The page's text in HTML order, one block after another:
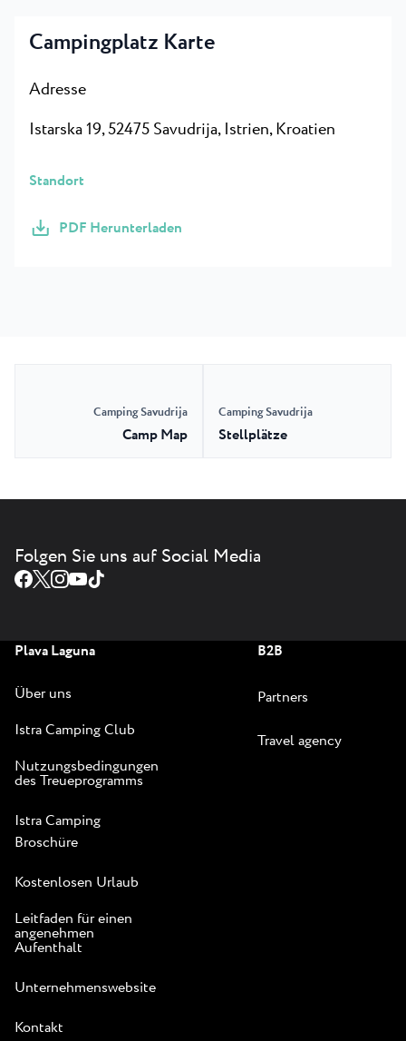
Campingplatz Karte
Adresse
Istarska 19, 52475 Savudrija, Istrien, Kroatien
Standort
PDF Herunterladen
Camping Savudrija
Camp Map
Camping Savudrija
Stellplätze
Folgen Sie uns auf Social Media
Plava Laguna
Über uns
Istra Camping Club
Nutzungsbedingungen
des Treueprogramms
Istra Camping
Broschüre
Kostenlosen Urlaub
Leitfaden für einen
angenehmen
Aufenthalt
Unternehmenswebsite
Kontakt
B2B
Partners
Travel agency